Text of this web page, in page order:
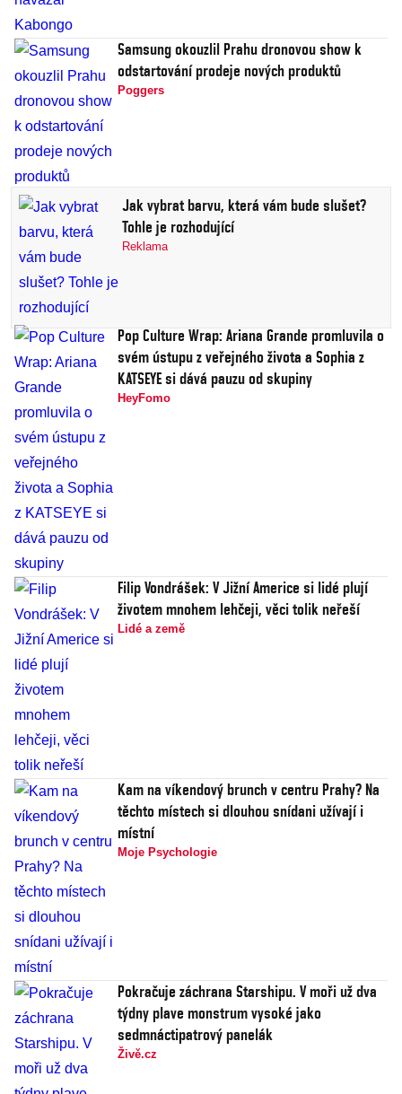
Samsung okouzlil Prahu dronovou show k
odstartování prodeje nových produktů
Poggers
Jak vybrat barvu, která vám bude slušet?
Tohle je rozhodující
Reklama
Pop Culture Wrap: Ariana Grande promluvila o
svém ústupu z veřejného života a Sophia z
KATSEYE si dává pauzu od skupiny
HeyFomo
Filip Vondrášek: V Jižní Americe si lidé plují
životem mnohem lehčeji, věci tolik neřeší
Lidé a země
Kam na víkendový brunch v centru Prahy? Na
těchto místech si dlouhou snídani užívají i
místní
Moje Psychologie
Pokračuje záchrana Starshipu. V moři už dva
týdny plave monstrum vysoké jako
sedmnáctipatrový panelák
Živě.cz